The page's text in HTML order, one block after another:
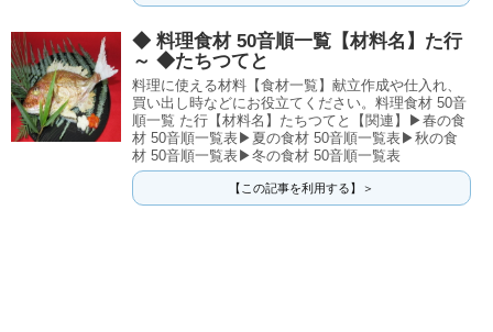
◆ 料理食材 50音順一覧【材料名】た行
～ ◆たちつてと
料理に使える材料【食材一覧】献立作成や仕入れ、
買い出し時などにお役立てください。料理食材 50音
順一覧 た行【材料名】たちつてと【関連】▶春の食
材 50音順一覧表▶夏の食材 50音順一覧表▶秋の食
材 50音順一覧表▶冬の食材 50音順一覧表
【この記事を利用する】＞